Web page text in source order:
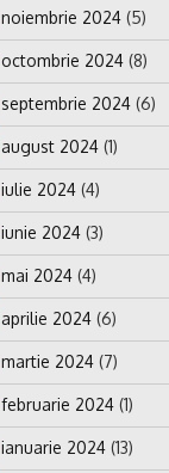
noiembrie 2024 (5)
octombrie 2024 (8)
septembrie 2024 (6)
august 2024 (1)
iulie 2024 (4)
iunie 2024 (3)
mai 2024 (4)
aprilie 2024 (6)
martie 2024 (7)
februarie 2024 (1)
ianuarie 2024 (13)